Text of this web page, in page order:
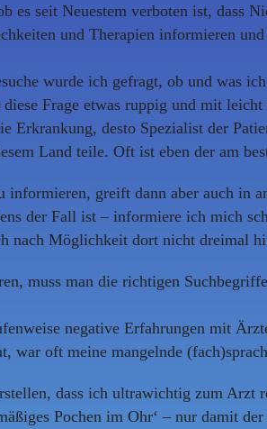
es seit Neuestem verboten ist, dass
und Therapien informieren
wurde ich gefragt, ob und was
diese Frage etwas ruppig und mit
Erkrankung, desto Spezialist der
Land teile. Oft ist eben der am
greift dann aber auch in
der Fall ist – informiere ich mich
nach Möglichkeit dort nicht dreimal
muss man die richtigen
negative Erfahrungen mit
war oft meine mangelnde
dass ich ultrawichtig zum Arzt
Pochen im Ohr‘ – nur damit